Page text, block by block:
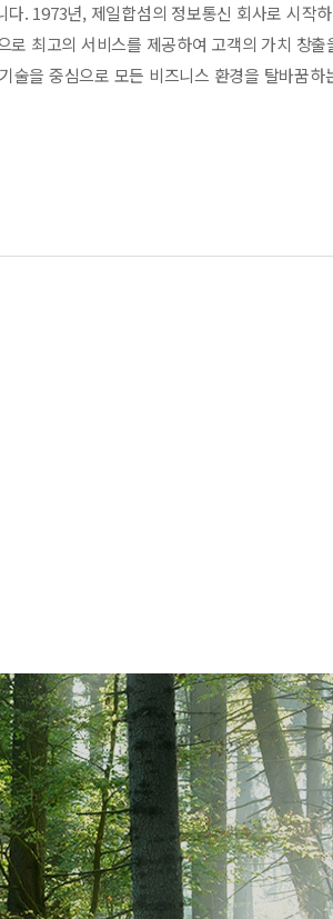
. 1973년, 제일합섬의 정보통신 회사로 시작
최고의 서비스를 제공하여 고객의 가치 창
술을 중심으로 모든 비즈니스 환경을 탈바